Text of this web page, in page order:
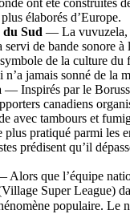
ont été construites
élaborés d’Europe.
Sud — La vuvuzela,
servi de bande sonore
de la culture du
jamais sonné de la
— Inspirés par le
canadiens
avec tambours et
plus pratiqué parmi les
prédisent qu’il
Alors que l’équipe
Super League)
populaire.